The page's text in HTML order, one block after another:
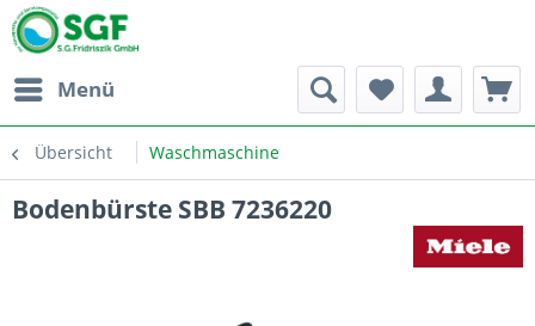
Menü
Übersicht Waschmaschine
Bodenbürste SBB 7236220